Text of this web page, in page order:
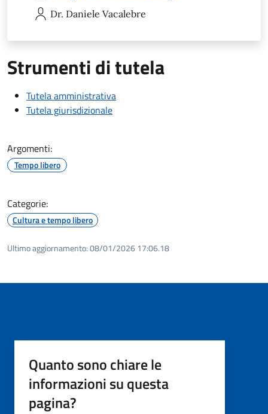
Dr. Daniele Vacalebre
Strumenti di tutela
Tutela amministrativa
Tutela giurisdizionale
Argomenti:
Tempo libero
Categorie:
Cultura e tempo libero
Ultimo aggiornamento:08/01/2026 17:06.18
Quanto sono chiare le
informazioni su questa
pagina?